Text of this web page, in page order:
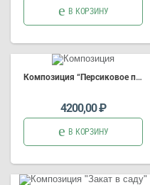
В КОРЗИНУ
Композиция “Персиковое поле”
4200,00₽
В КОРЗИНУ